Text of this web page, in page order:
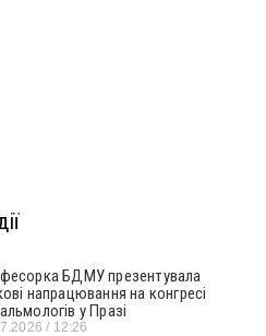
БДМУ презентувала
напрацювання на конгресі
у Празі
12:26